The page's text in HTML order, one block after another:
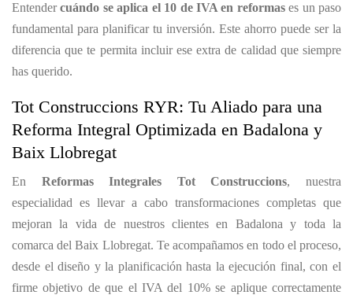
Entendercuándo se aplica el 10 de IVA en reformases un paso
fundamental para planificar tu inversión. Este ahorro puede ser la
diferencia que te permita incluir ese extra de calidad que siempre
has querido.
Tot Construccions RYR: Tu Aliado para una
Reforma Integral Optimizada en Badalona y
Baix Llobregat
En Reformas Integrales Tot Construccions, nuestra
especialidad es llevar a cabo transformaciones completas que
mejoran la vida de nuestros clientes en Badalona y toda la
comarca del Baix Llobregat. Te acompañamos en todo el proceso,
desde el diseño y la planificación hasta la ejecución final, con el
firme objetivo de que el IVA del 10% se aplique correctamente